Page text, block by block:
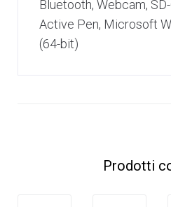
Bluetooth, Webcam,
Active Pen, Microsoft
(64-bit)
Prodotti